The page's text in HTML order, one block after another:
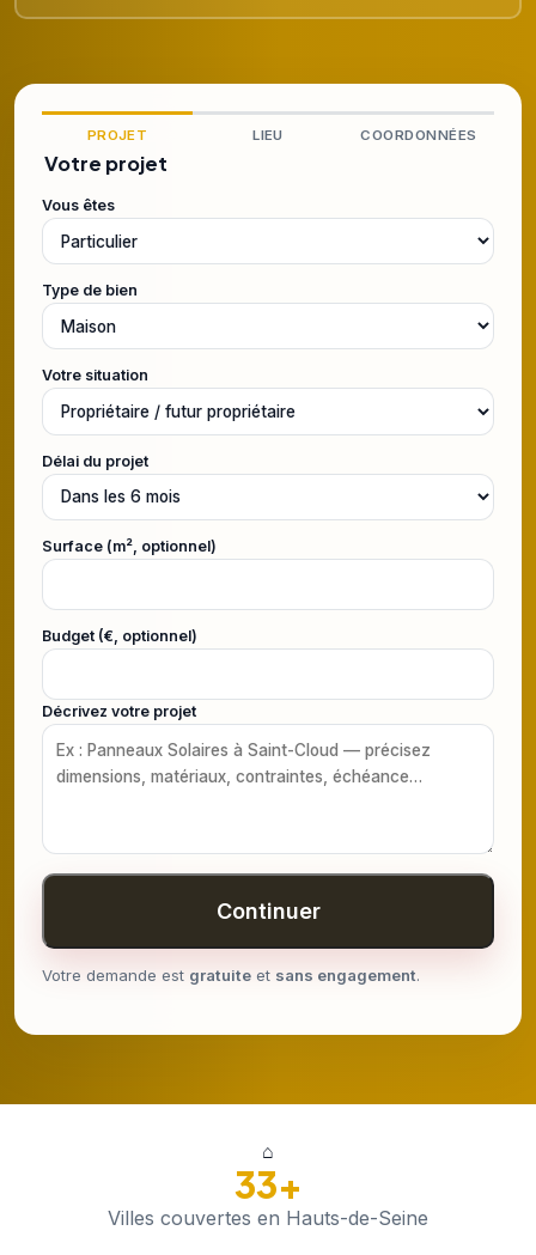
PROJET LIEU COORDONNÉES
Votre projet
Vous êtes
Type de bien
Votre situation
Délai du projet
Surface (m², optionnel)
Budget (€, optionnel)
Décrivez votre projet
Continuer
Votre demande est gratuite et sans engagement.
⌂
33+
Villes couvertes en Hauts-de-Seine